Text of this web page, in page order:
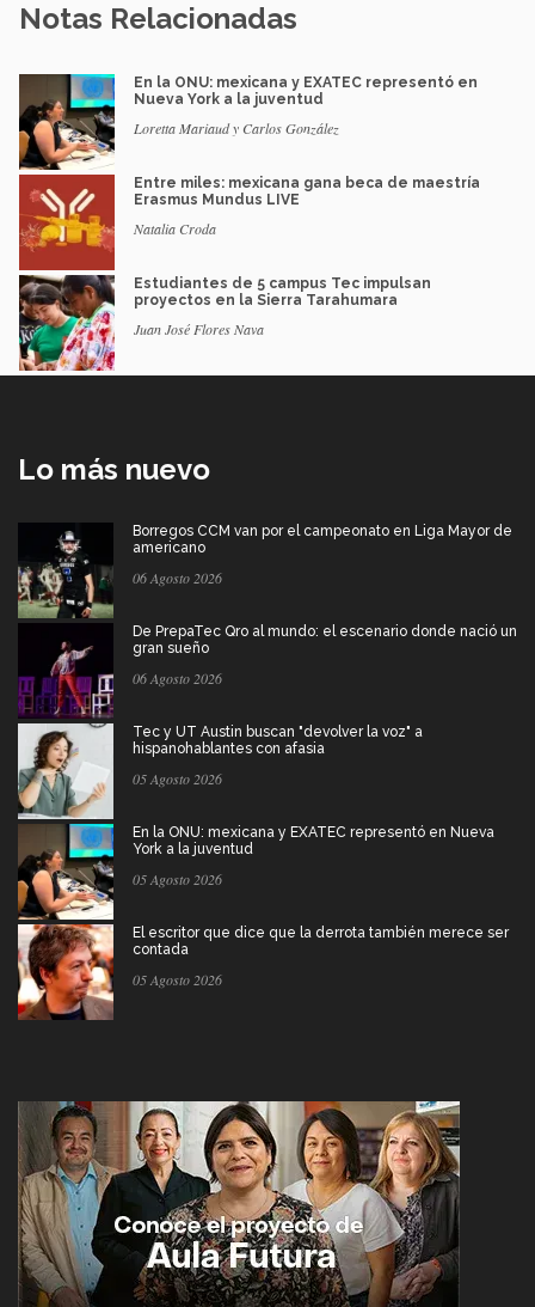
Notas Relacionadas
En la ONU: mexicana y EXATEC representó en
Nueva York a la juventud
Loretta Mariaud y Carlos González
Entre miles: mexicana gana beca de maestría
Erasmus Mundus LIVE
Natalia Croda
Estudiantes de 5 campus Tec impulsan
proyectos en la Sierra Tarahumara
Juan José Flores Nava
Lo más nuevo
Borregos CCM van por el campeonato en Liga Mayor de
americano
06 Agosto 2026
De PrepaTec Qro al mundo: el escenario donde nació un
gran sueño
06 Agosto 2026
Tec y UT Austin buscan "devolver la voz" a
hispanohablantes con afasia
05 Agosto 2026
En la ONU: mexicana y EXATEC representó en Nueva
York a la juventud
05 Agosto 2026
El escritor que dice que la derrota también merece ser
contada
05 Agosto 2026